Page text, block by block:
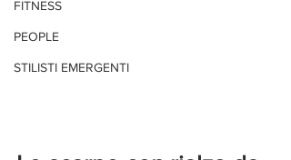
FITNESS
PEOPLE
STILISTI EMERGENTI